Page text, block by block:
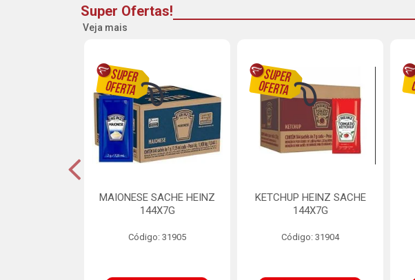
Super Ofertas!
Veja mais
MAIONESE SACHE HEINZ
144X7G
Código: 31905
KETCHUP HEINZ SACHE
144X7G
Código: 31904